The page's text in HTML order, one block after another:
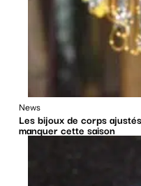
News
Les bijoux de corps
manquer cette saison